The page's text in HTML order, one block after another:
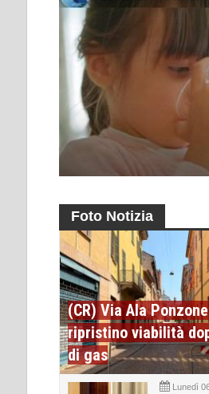
Foto Notizia
(CR) Via Ala
ripristino viabilità
di gas
Lunedì